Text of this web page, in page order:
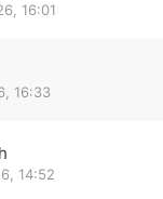
16:01
16:33
14:52